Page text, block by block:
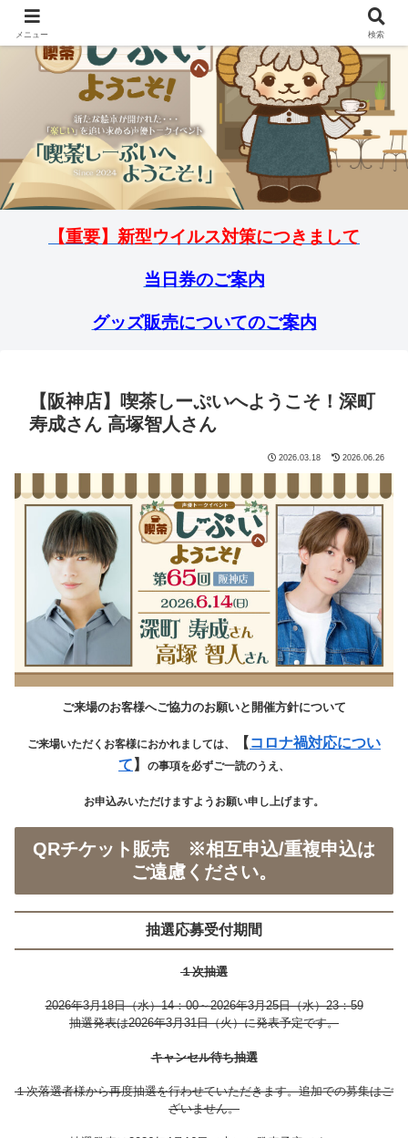
【重要】新型ウイルス対策につきまして
当日券のご案内
グッズ販売についてのご案内
【阪神店】喫茶しーぷいへようこそ！深町
寿成さん 高塚智人さん
2026.03.18 2026.06.26
ご来場のお客様へご協力のお願いと開催方針について
ご来場いただくお客様におかれましては、 【 コロナ禍対応につい
て 】 の事項を必ずご一読のうえ、
お申込みいただけますようお願い申し上げます。
QRチケット販売 ※相互申込/重複申込は
ご遠慮ください。
抽選応募受付期間
１次抽選
2026年3月18日（水）14：00～2026年3月25日（水）23：59
抽選発表は2026年3月31日（火）に発表予定です。
キャンセル待ち抽選
１次落選者様から再度抽選を行わせていただきます。追加での募集はご
ざいません。
メニュー 検索